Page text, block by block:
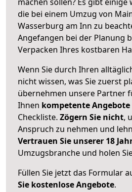
die bei einem Umzug von
Wasserburg am Inn zu
Angefangen bei der Planung
Verpacken Ihres kostbaren
Wenn Sie durch Ihren
nicht wissen, was Sie zuerst
übernehmen unsere Partner
Ihnen kompetente Angebote
Checkliste. Zögern Sie nicht,
Anspruch zu nehmen und
Vertrauen Sie unserer 18
Umzugsbranche und holen
Füllen Sie jetzt das Formular
Sie kostenlose Angebote.